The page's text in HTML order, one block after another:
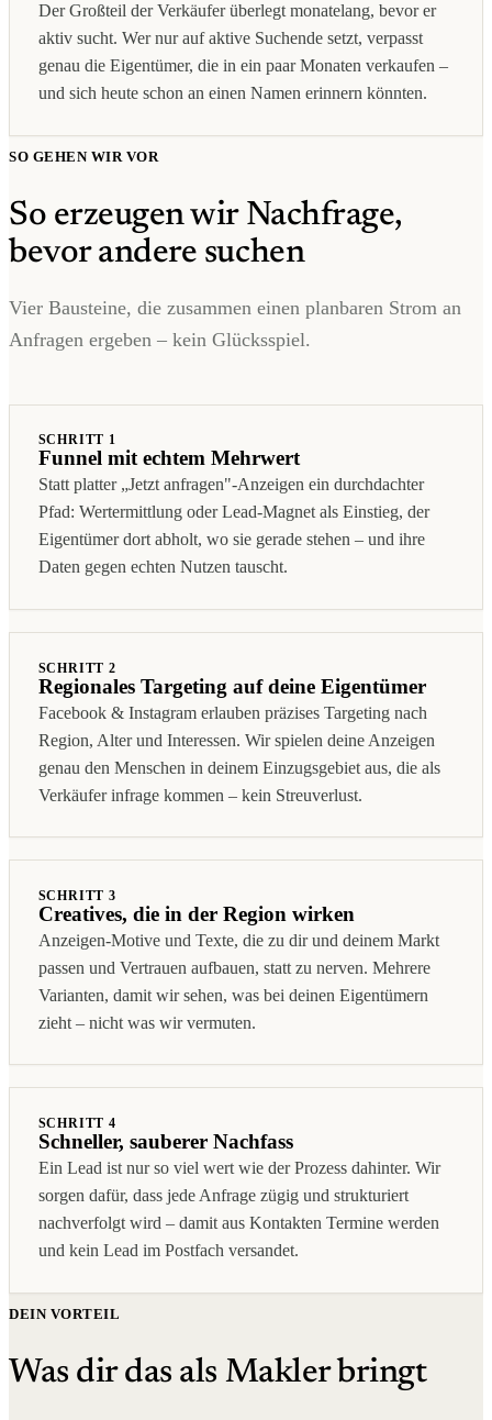
Der Großteil der Verkäufer überlegt monatelang, bevor er
aktiv sucht. Wer nur auf aktive Suchende setzt, verpasst
genau die Eigentümer, die in ein paar Monaten verkaufen –
und sich heute schon an einen Namen erinnern könnten.
SO GEHEN WIR VOR
So erzeugen wir Nachfrage,
bevor andere suchen
Vier Bausteine, die zusammen einen planbaren Strom an
Anfragen ergeben – kein Glücksspiel.
SCHRITT 1
Funnel mit echtem Mehrwert
Statt platter „Jetzt anfragen"-Anzeigen ein durchdachter
Pfad: Wertermittlung oder Lead-Magnet als Einstieg, der
Eigentümer dort abholt, wo sie gerade stehen – und ihre
Daten gegen echten Nutzen tauscht.
SCHRITT 2
Regionales Targeting auf deine Eigentümer
Facebook & Instagram erlauben präzises Targeting nach
Region, Alter und Interessen. Wir spielen deine Anzeigen
genau den Menschen in deinem Einzugsgebiet aus, die als
Verkäufer infrage kommen – kein Streuverlust.
SCHRITT 3
Creatives, die in der Region wirken
Anzeigen-Motive und Texte, die zu dir und deinem Markt
passen und Vertrauen aufbauen, statt zu nerven. Mehrere
Varianten, damit wir sehen, was bei deinen Eigentümern
zieht – nicht was wir vermuten.
SCHRITT 4
Schneller, sauberer Nachfass
Ein Lead ist nur so viel wert wie der Prozess dahinter. Wir
sorgen dafür, dass jede Anfrage zügig und strukturiert
nachverfolgt wird – damit aus Kontakten Termine werden
und kein Lead im Postfach versandet.
DEIN VORTEIL
Was dir das als Makler bringt